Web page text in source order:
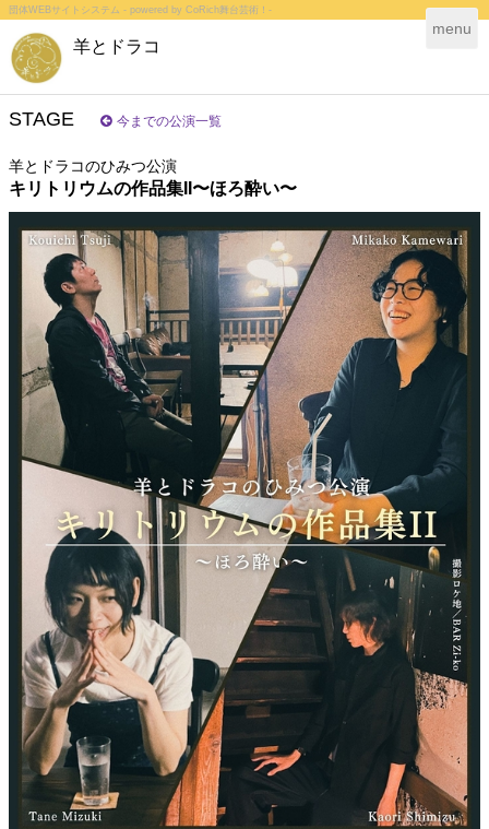
団体WEBサイトシステム - powered by CoRich舞台芸術！-
羊とドラコ
T
g
g
t
o
n
menu
STAGE 今までの公演一覧
羊とドラコのひみつ公演
キリトリウムの作品集II〜ほろ酔い〜